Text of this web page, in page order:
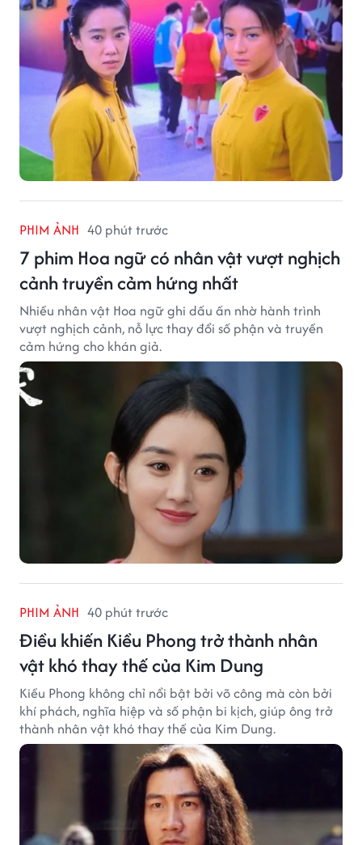
PHIM ẢNH 40 phút trước
7 phim Hoa ngữ có nhân vật vượt nghịch
cảnh truyền cảm hứng nhất
Nhiều nhân vật Hoa ngữ ghi dấu ấn nhờ hành trình
vượt nghịch cảnh, nỗ lực thay đổi số phận và truyền
cảm hứng cho khán giả.
PHIM ẢNH 40 phút trước
Điều khiến Kiều Phong trở thành nhân
vật khó thay thế của Kim Dung
Kiều Phong không chỉ nổi bật bởi võ công mà còn bởi
khí phách, nghĩa hiệp và số phận bi kịch, giúp ông trở
thành nhân vật khó thay thế của Kim Dung.